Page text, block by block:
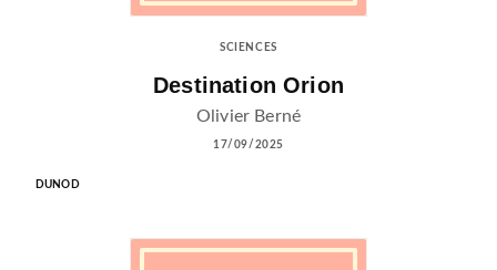
SCIENCES
Destination Orion
Olivier Berné
17/09/2025
DUNOD